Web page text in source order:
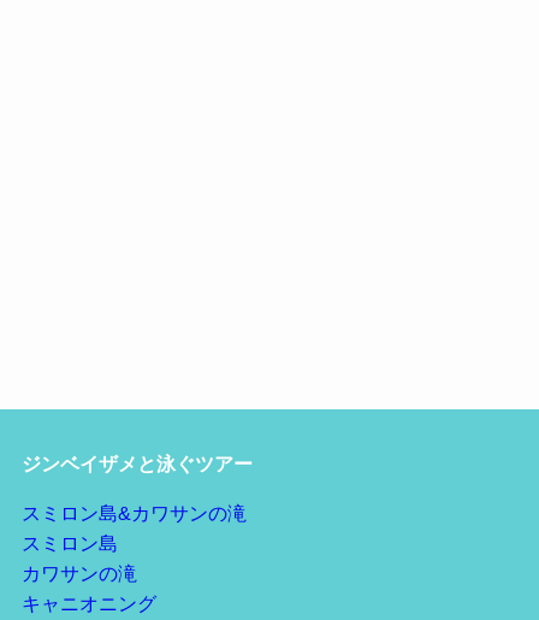
ジンベイザメと泳ぐツアー
スミロン島&カワサンの滝
スミロン島
カワサンの滝
キャニオニング